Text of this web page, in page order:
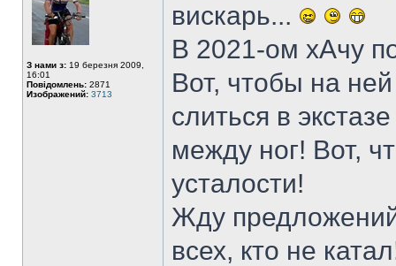
З нами з: 19 березня 2009,
16:01
Повідомлень: 2871
Изображений: 3713
вискарь...
В 2021-ом хАчу
Вот, чтобы на
слиться в
между ног! Вот,
усталости!
Жду
всех, кто не